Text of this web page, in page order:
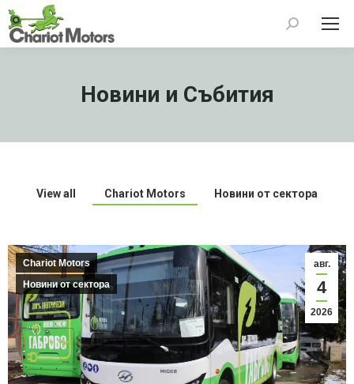
Search:
Новини и Събития
View all Chariot Motors Новини от сектора
авг.
4
2026
Chariot Motors
Новини от сектора